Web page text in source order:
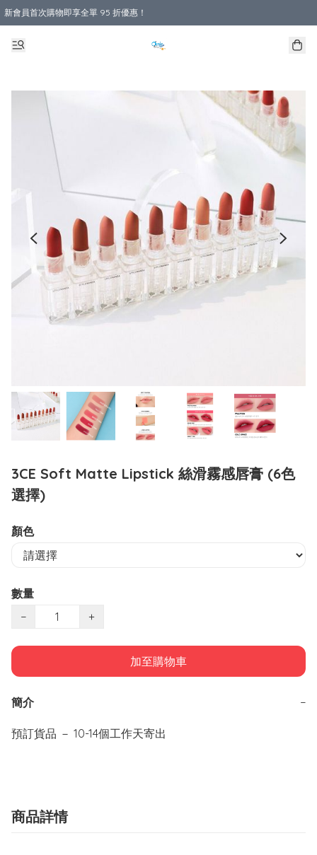
新會員首次購物即享全單 95 折優惠！
購物滿 HKD 800.00即享免運費優惠！（適用於 本地送貨、本地取貨 )
3CE Soft Matte Lipstick 絲滑霧感唇膏 (6色
選擇)
顏色
數量
−
+
加至購物車
簡介 −
預訂貨品 － 10-14個工作天寄出
商品詳情